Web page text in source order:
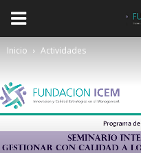
Inicio Actividades